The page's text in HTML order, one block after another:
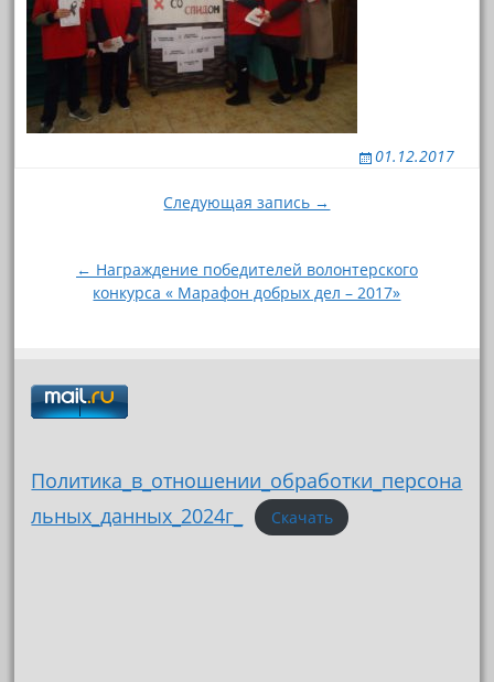
01.12.2017
записям
Следующая запись →
← Награждение победителей волонтерского
конкурса « Марафон добрых дел – 2017»
Политика_в_отношении_обработки_персона
льных_данных_2024г_
Скачать